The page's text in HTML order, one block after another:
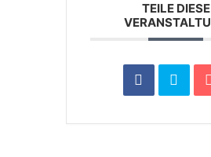
TEILE DIESE